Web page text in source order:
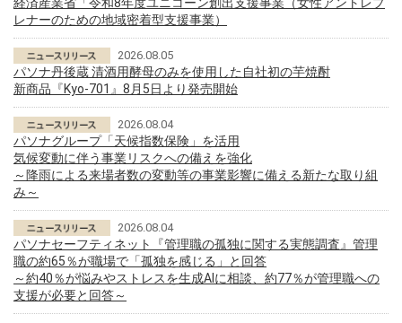
レナーのための地域密着型支援事業）
2026.08.05
パソナ丹後蔵 清酒用酵母のみを使用した自社初の芋焼酎
新商品『Kyo-701』8月5日より発売開始
2026.08.04
パソナグループ「天候指数保険」を活用
気候変動に伴う事業リスクへの備えを強化
～降雨による来場者数の変動等の事業影響に備える新たな取り組
み～
2026.08.04
パソナセーフティネット『管理職の孤独に関する実態調査』管理
職の約65％が職場で「孤独を感じる」と回答
～約40％が悩みやストレスを生成AIに相談、約77％が管理職への
支援が必要と回答～